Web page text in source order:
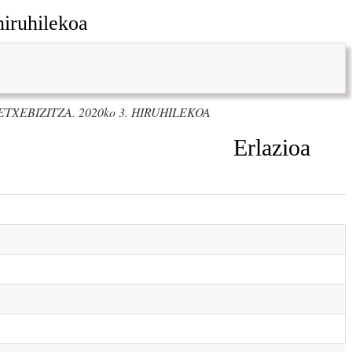
2020ko 3. HIRUHILEKOA
Erlazioa